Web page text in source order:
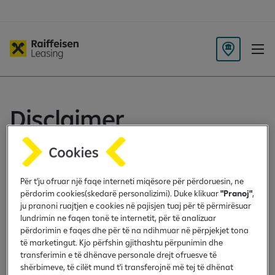
K
d
n
Disclaimer
1. Të dhënat e shënuara duhet të jenë të sakta dhe me
përdoren nga Raiffaisen Leasing Kosovo LLC për t’ju
kontaktuar lidhur me hapat e mëtejmë të aplikacionit tuaj.
2. Raiffaisen Leasing Kosovo LLC e gëzon të drejtën e
refuzimit të aplikimit/kërkesës, nëse klienti nuk i plotëson
kushtet e kërkuara nga Raiffaisen Leasing Kosovo LLC.
Për t'ju ofruar një faqe interneti miqësore për përdoruesin, ne
përdorim cookies(skedarë personalizimi). Duke klikuar"Pranoj",
ju pranoni ruajtjen e cookies në pajisjen tuaj për të përmirësuar
lundrimin ne faqen tonë te internetit, për të analizuar
përdorimin e faqes dhe për të na ndihmuar në përpjekjet tona
të marketingut. Kjo përfshin gjithashtu përpunimin dhe
transferimin e të dhënave personale drejt ofruesve të
shërbimeve, të cilët mund t'i transferojnë më tej të dhënat